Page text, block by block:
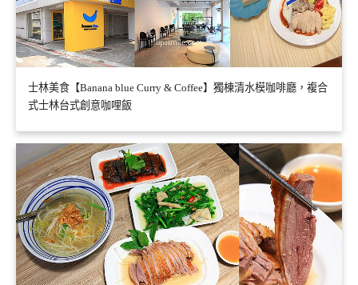
士林美食【Banana blue Curry & Coffee】獨棟清水模咖啡廳，複合
式士林台式創意咖哩飯